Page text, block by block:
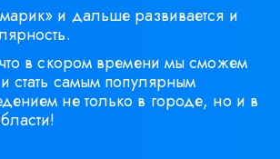
и дальше развивается и
в скором времени мы сможем
стать самым популярным
не только в городе, но и в